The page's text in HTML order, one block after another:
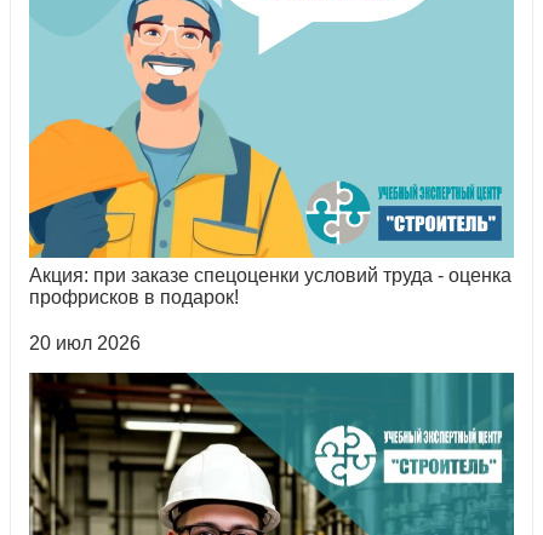
Акция: при заказе спецоценки условий труда - оценка
профрисков в подарок!
20 июл 2026